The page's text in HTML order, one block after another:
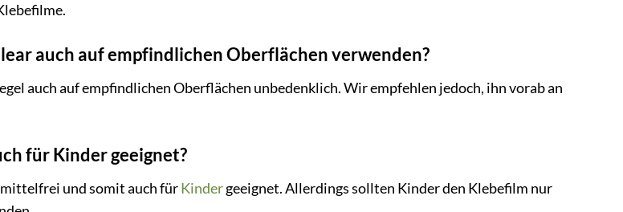
auch auf empfindlichen Oberflächen verwenden?
auch auf empfindlichen Oberflächen unbedenklich. Wir empfehlen jedoch, ihn vorab an
für Kinder geeignet?
und somit auch fürKindergeeignet. Allerdings sollten Kinder den Klebefilm nur